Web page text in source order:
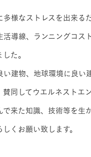
多様なストレスを出来る
活導線、ランニングコス
た。
い建物、地球環境に良い
同してウエルネストエ
で来た知識、技術等を生
くお願い致します。